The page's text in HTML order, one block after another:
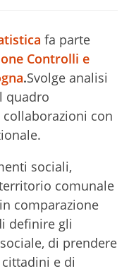
fa parte
Controlli e
.Svolge analisi
quadro
collaborazioni con
sociali,
comunale
comparazione
definire gli
di prendere
e di